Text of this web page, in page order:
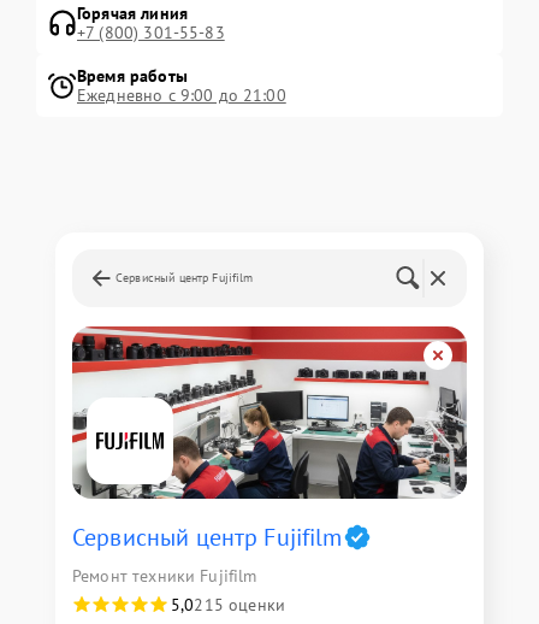
Горячая линия
+7 (800) 301-55-83
Время работы
Ежедневно с 9:00 до 21:00
Сервисный центр Fujifilm
Сервисный центр Fujifilm
Ремонт техники Fujifilm
5,0215 оценки